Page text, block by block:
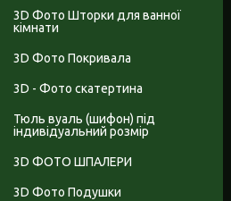
3D Фото Шторки для ванної
кімнати
3D Фото Покривала
3D - Фото скатертина
Тюль вуаль (шифон) під
індивідуальний розмір
3D ФОТО ШПАЛЕРИ
3D Фото Подушки